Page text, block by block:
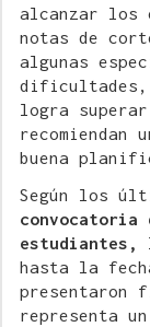
alcanzar los
notas de
algunas
dificultades,
logra
recomiendan
buena
Según los
convocatoria
estudiantes,
hasta la
presentaron
representa